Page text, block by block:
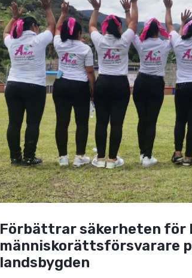
Förbättrar säkerheten för
människorättsförsvarare
landsbygden